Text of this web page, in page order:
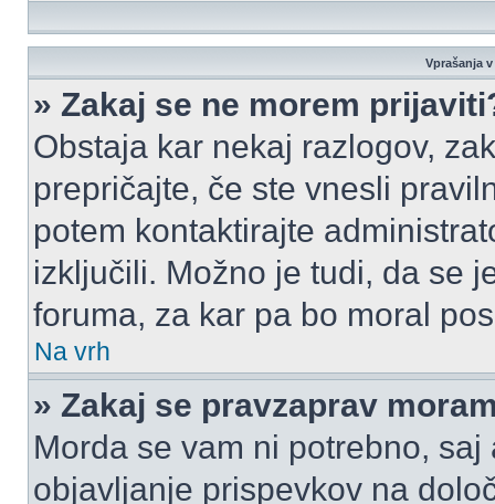
Vprašanja
» Zakaj se ne morem
Obstaja kar nekaj razlogov,
prepričajte, če ste vnesli
potem kontaktirajte
izključili. Možno je tudi, da se
foruma, za kar pa bo moral
Na vrh
» Zakaj se pravzaprav
Morda se vam ni potrebno,
objavljanje prispevkov na